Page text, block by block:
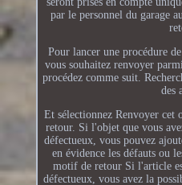
par le personnel du garage
Pour lancer une procédure
vous souhaitez renvoyer
procédez comme suit.
des
Et sélectionnez Renvoyer
retour. Si l'objet que vous
défectueux, vous pouvez
en évidence les défauts ou
motif de retour Si l'article
défectueux, vous avez la